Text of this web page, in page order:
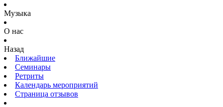
Музыка
О нас
Назад
Ближайшие
Семинары
Ретриты
Календарь мероприятий
Страница отзывов